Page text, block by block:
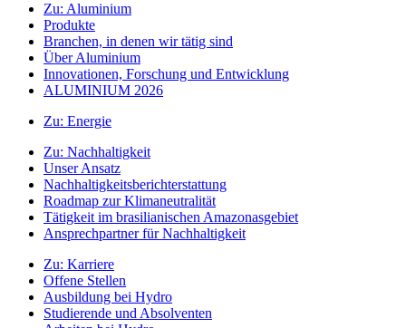
Zu: Aluminium
Produkte
Branchen, in denen wir tätig sind
Über Aluminium
Innovationen, Forschung und Entwicklung
ALUMINIUM 2026
Zu: Energie
Zu: Nachhaltigkeit
Unser Ansatz
Nachhaltigkeitsberichterstattung
Roadmap zur Klimaneutralität
Tätigkeit im brasilianischen Amazonasgebiet
Ansprechpartner für Nachhaltigkeit
Zu: Karriere
Offene Stellen
Ausbildung bei Hydro
Studierende und Absolventen